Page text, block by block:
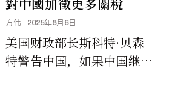
方伟 2025年8月6日
美国财政部长斯科特·贝森
特警告中国，如果中国继续